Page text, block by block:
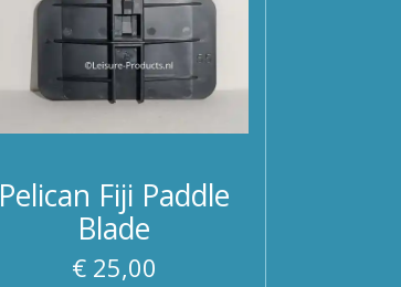
Pelican Fiji Paddle
Blade
€ 25,00